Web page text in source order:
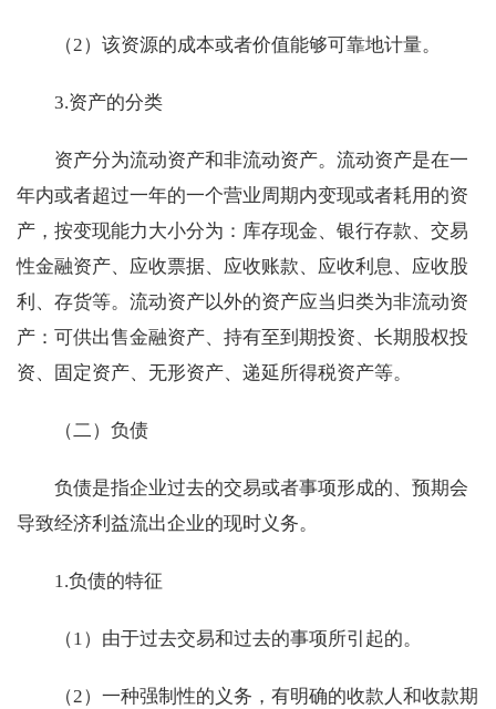
（2）该资源的成本或者价值能够可靠地计量。
3.资产的分类
资产分为流动资产和非流动资产。流动资产是在一
年内或者超过一年的一个营业周期内变现或者耗用的资
产，按变现能力大小分为：库存现金、银行存款、交易
性金融资产、应收票据、应收账款、应收利息、应收股
利、存货等。流动资产以外的资产应当归类为非流动资
产：可供出售金融资产、持有至到期投资、长期股权投
资、固定资产、无形资产、递延所得税资产等。
（二）负债
负债是指企业过去的交易或者事项形成的、预期会
导致经济利益流出企业的现时义务。
1.负债的特征
（1）由于过去交易和过去的事项所引起的。
（2）一种强制性的义务，有明确的收款人和收款期